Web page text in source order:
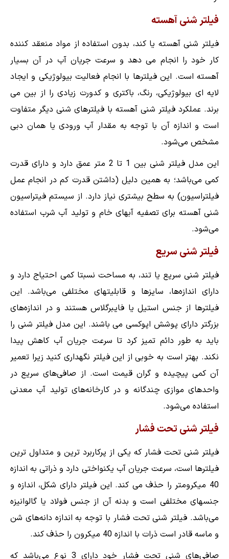
فیلتر شنی آهسته
فیلتر شنی آهسته یا کند، بدون استفاده از مواد منعقد کننده
کار خود را انجام می دهد و سرعت جریان آب در آن بسیار
آهسته است. این فیلترها با انجام فعالیت بیولوژیکی و ایجاد
لایه ای بیولوژیکی، رنگ، باکتری و کدورت زیادی را از بین می
برند. عملکرد فیلتر شنی آهسته با فیلترهای شنی دیگر متفاوت
است و اندازه آن با توجه به مقدار آب ورودی یا همان دبی
مشخص می‌شود.
این مدل فیلتر شنی بین 1 تا 2 متر عمق دارد و دارای قدرت
کمی می‌باشد؛ به همین دلیل (داشتن قدرت کم در انجام عمل
فیلتراسیون) به سطح بیشتری نیاز دارد. از سیستم فیتراسیون
شنی آهسته برای تصفیه آبهای خام و تولید آب شرب استفاده
می‌شود.
فیلتر شنی سریع
فیلتر شنی سریع یا تند، به مساحت نسبتا کمی احتیاج دارد و
دارای اندازه‌ها، سایزها و قابلیتهای مختلفی می‌باشد. این
فیلترها از جنس استیل یا فایبرگلاس هستند و در اندازه‌های
بزرگتر دارای پوشش اپوکسی می باشند. این مدل فیلتر شنی را
باید به طور دائم تمیز کرد تا سرعت جریان آب کاهش پیدا
نکند. بهتر است به خوبی از این فیلتر نگهداری کنید زیرا تعمیر
آن کمی پیچیده و گران قیمت است. از صافی‌های سریع در
واحدهای موازی چندگانه و در کارخانه‌های تولید آب معدنی
استفاده می‌شود.
فیلتر شنی تحت فشار
فیلتر شنی تحت فشار که یکی از پرکاربرد ترین و متداول ترین
فیلترها است، سرعت جریان آب یکنواختی دارد و ذراتی به اندازه
40 میکرومتر را حذف می کند. این فیلتر دارای شکل، اندازه و
جنسهای مختلفی است و بدنه آن از جنس فولاد یا گالوانیزه
می‌باشد. فیلتر شنی تحت فشار با توجه به اندازه دانه‌های شن
و ماسه قادر است ذرات با اندازه 40 میکرون را حذف کند.
صافی‌های شنی تحت فشار خود دارای 3 نوع می‌باشد که